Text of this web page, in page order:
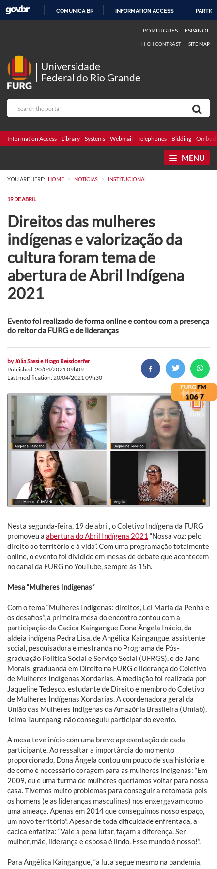
COMUNICA BR INFORMATION ACCESS
PORTUGUÊS ESPAÑOL
HIGH CONTRAST SITE MAP
Universidade
Federal do Rio Grande
Information Access Library Systems Webmail Telephones Bidding
MENU
YOU ARE HERE: HOME > NOTÍCIAS > INSTITUCIONAL
19 DE ABRIL
Direitos das mulheres
indígenas e valorização da
cultura foram tema de
abertura de Abril Indígena
2021
Evento foi realizado de forma online e contou com a presença
do reitor da FURG e de lideranças
byJúlia Sassi e Hiago Reisdoerfer
Published: 20/04/2021 09h09
Last modification: 20/04/2021 09h30
Nesta segunda-feira, 19 de abril, o Coletivo Indígena da FURG
promoveu a abertura do Abril Indígena 2021 “Nossa voz: pelo
direito ao território e à vida”. Com uma programação totalmente
online, o evento foi dividido em mesas de debate que acontecem
no canal da FURG no YouTube, sempre às 15h.
Mesa “Mulheres Indígenas”
Com o tema “Mulheres Indígenas: direitos, Lei Maria da Penha e
os desafios”, a primeira mesa do encontro contou com a
participação da Cacica Kaingangue Dona Ângela Inácio, da
aldeia indígena Pedra Lisa, de Angélica Kaingangue, assistente
social, pesquisadora e mestranda no Programa de Pós-
graduação Política Social e Serviço Social (UFRGS), e de Jane
Morais, graduanda em Direito na FURG e liderança do Coletivo
de Mulheres Indígenas Xondarias. A mediação foi realizada por
Jaqueline Tedesco, estudante de Direito e membro do Coletivo
de Mulheres Indígenas Xondarias. A coordenadora geral da
União das Mulheres Indígenas da Amazônia Brasileira (Umiab),
Telma Taurepang, não conseguiu participar do evento.
A mesa teve início com uma breve apresentação de cada
participante. Ao ressaltar a importância do momento
proporcionado, Dona Ângela contou um pouco de sua história e
de como é necessário coragem para as mulheres indígenas: “Em
2009, eu e uma turma de mulheres queríamos voltar para nossa
casa. Tivemos muito problemas para conseguir a retomada pois
os homens (e as lideranças masculinas) nos enxergavam como
uma ameaça. Apenas em 2014 que conseguimos nosso espaço,
um novo território”. Apesar de toda dificuldade enfrentada, a
cacica enfatiza: “Vale a pena lutar, façam a diferença. Ser
mulher, mãe, liderança e esposa é lindo. Esse mundo é nosso!”.
Para Angélica Kaingangue, “a luta segue mesmo na pandemia,